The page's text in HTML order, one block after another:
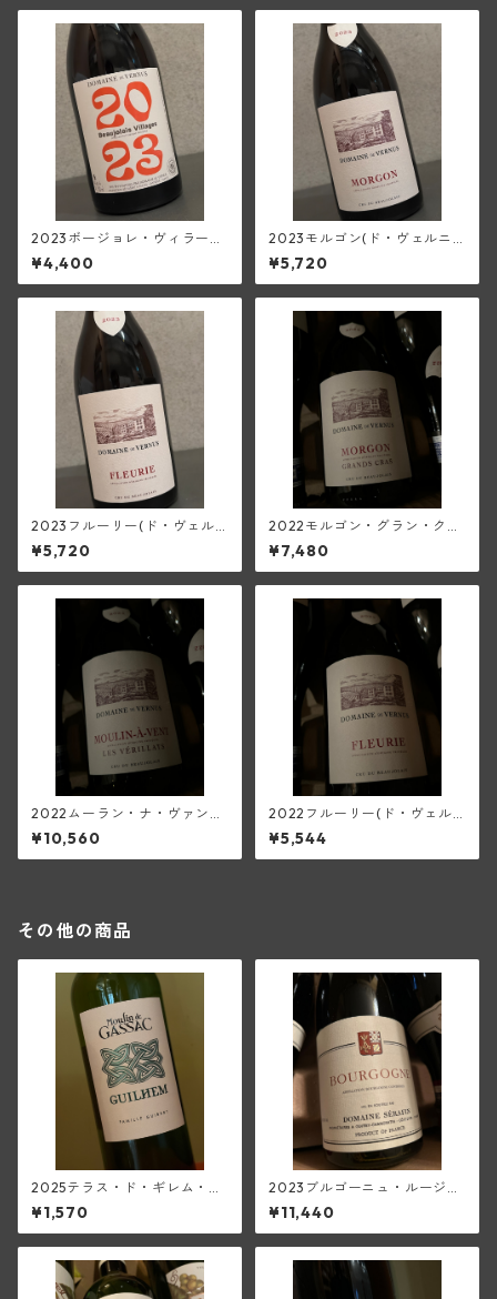
2023ボージョレ・ヴィラージ
ュ(ド・ヴェルニュス)
¥4,400
2023モルゴン(ド・ヴェルニ
ュス)
¥5,720
2023フルーリー(ド・ヴェル
ニュス)
¥5,720
2022モルゴン・グラン・クラ
(ド・ヴェルニュス)
¥7,480
2022ムーラン・ナ・ヴァン・
レ・ヴェリラ(ド・ヴェルニュ
ス)
¥10,560
2022フルーリー(ド・ヴェル
ニュス)
¥5,544
その他の商品
2025テラス・ド・ギレム・ブ
ラン・ヴィエーユ・ヴィーニ
ュ<ペイ・デロ―>(ムーラン・
ド・ガサック)
¥1,570
2023ブルゴーニュ・ルージュ
(セラファン)
¥11,440